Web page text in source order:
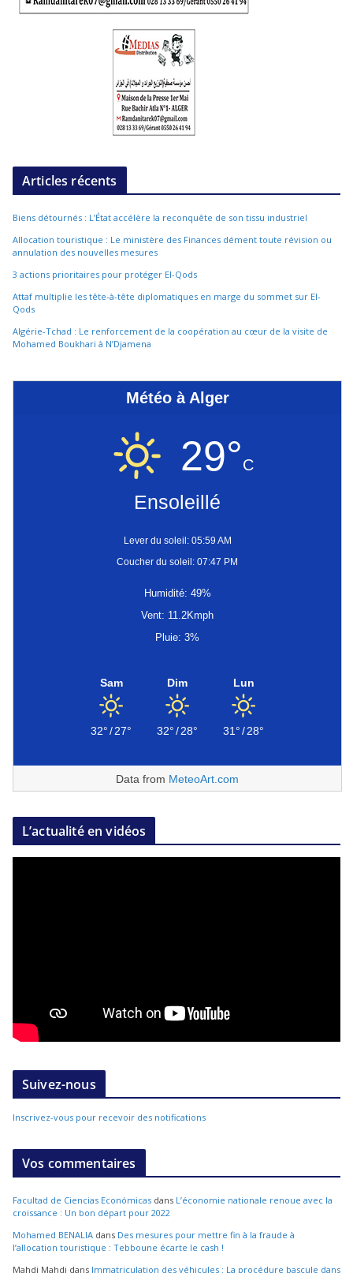
Articles récents
Biens détournés : L’État accélère la reconquête de son tissu industriel
Allocation touristique : Le ministère des Finances dément toute révision ou
annulation des nouvelles mesures
3 actions prioritaires pour protéger El-Qods
Attaf multiplie les tête-à-tête diplomatiques en marge du sommet sur El-
Qods
Algérie-Tchad : Le renforcement de la coopération au cœur de la visite de
Mohamed Boukhari à N’Djamena
Météo à Alger
29°C
Ensoleillé
Lever du soleil: 05:59 AM
Coucher du soleil: 07:47 PM
Humidité: 49%
Vent: 11.2Kmph
Pluie: 3%
Sam
32°/27°
Dim
32°/28°
Lun
31°/28°
Data from MeteoArt.com
L’actualité en vidéos
Suivez-nous
Inscrivez-vous pour recevoir des notifications
Vos commentaires
Facultad de Ciencias Económicas dans L’économie nationale renoue avec la
croissance : Un bon départ pour 2022
Mohamed BENALIA dans Des mesures pour mettre fin à la fraude à
l’allocation touristique : Tebboune écarte le cash !
Mahdi Mahdi dans Immatriculation des véhicules : La procédure bascule dans